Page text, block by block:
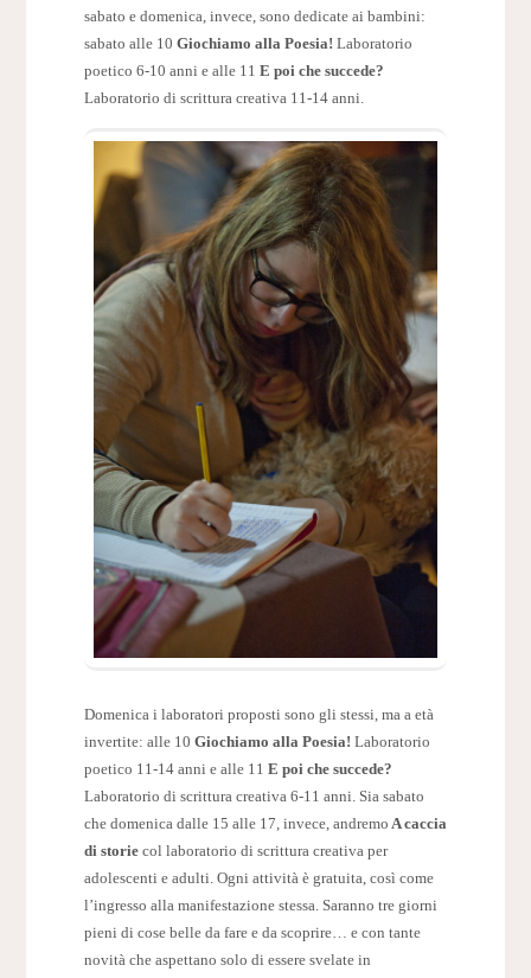
sabato e domenica, invece, sono dedicate ai bambini:
sabato alle 10 Giochiamo alla Poesia! Laboratorio
poetico 6-10 anni e alle 11 E poi che succede?
Laboratorio di scrittura creativa 11-14 anni.
Domenica i laboratori proposti sono gli stessi, ma a età
invertite: alle 10 Giochiamo alla Poesia! Laboratorio
poetico 11-14 anni e alle 11 E poi che succede?
Laboratorio di scrittura creativa 6-11 anni. Sia sabato
che domenica dalle 15 alle 17, invece, andremo A caccia
di storiecol laboratorio di scrittura creativa per
adolescenti e adulti. Ogni attività è gratuita, così come
l’ingresso alla manifestazione stessa. Saranno tre giorni
pieni di cose belle da fare e da scoprire… e con tante
novità che aspettano solo di essere svelate in